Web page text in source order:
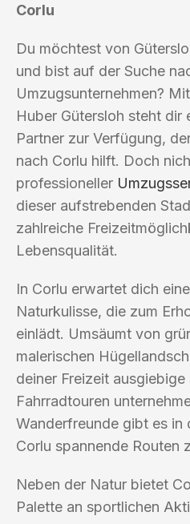
Corlu
Du möchtest von
und bist auf der Suche
Umzugsunternehmen?
Huber Gütersloh steht dir
Partner zur Verfügung,
nach Corlu hilft. Doch
professioneller
dieser aufstrebenden
zahlreiche
Lebensqualität.
In Corlu erwartet dich
Naturkulisse, die zum
einlädt. Umsäumt von
malerischen
deiner Freizeit
Fahrradtouren
Wanderfreunde gibt es in
Corlu spannende Routen
Neben der Natur bietet
Palette an sportlichen